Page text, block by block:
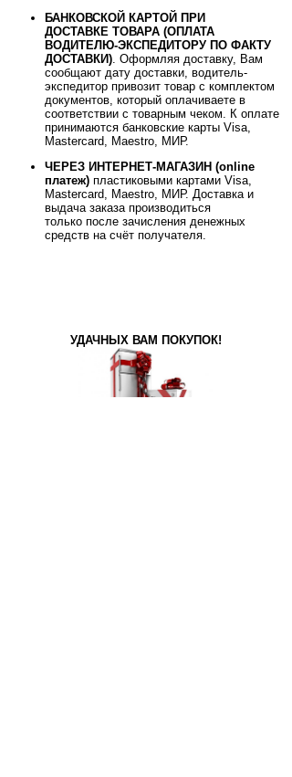
БАНКОВСКОЙ КАРТОЙ ПРИ
ДОСТАВКЕ ТОВАРА (ОПЛАТА
ВОДИТЕЛЮ-ЭКСПЕДИТОРУ ПО ФАКТУ
ДОСТАВКИ) . Оформляя доставку, Вам
сообщают дату доставки, водитель-
экспедитор привозит товар с комплектом
документов, который оплачиваете в
соответствии с товарным чеком. К оплате
принимаются банковские карты Visa,
Mastercard, Maestro, МИР.
ЧЕРЕЗ ИНТЕРНЕТ-МАГАЗИН (online
платеж) пластиковыми картами Visa,
Mastercard, Maestro, МИР. Доставка и
выдача заказа производиться
только после зачисления денежных
средств на счёт получателя.
УДАЧНЫХ ВАМ ПОКУПОК!